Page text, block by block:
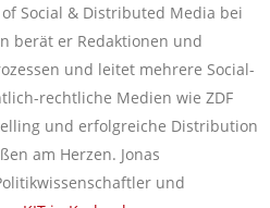
Social & Distributed Media bei
berät er Redaktionen und
und leitet mehrere Social-
rechtliche Medien wie ZDF
und erfolgreiche Distribution
am Herzen. Jonas
und